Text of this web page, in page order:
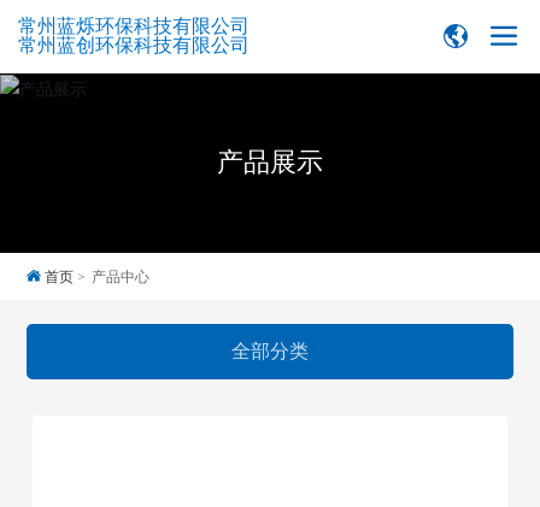
常州蓝烁环保科技有限公司
常州蓝创环保科技有限公司
产品展示
首页 产品中心
全部分类